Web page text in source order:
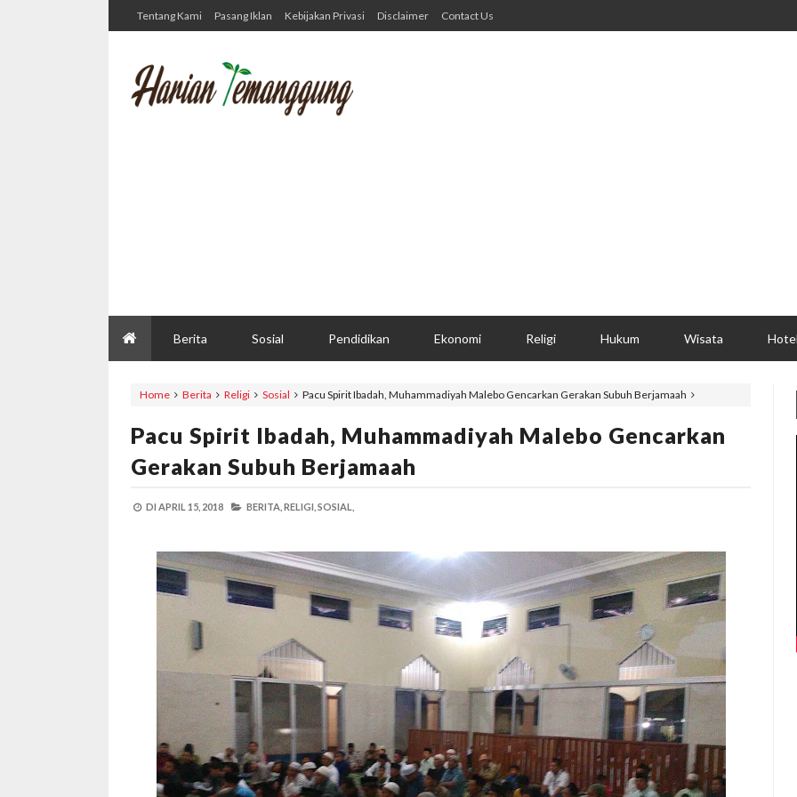
Tentang Kami Pasang Iklan Kebijakan Privasi Disclaimer Contact Us
Berita Sosial Pendidikan Ekonomi Religi Hukum Wisata Hotel
Home Berita Religi Sosial Pacu Spirit Ibadah, Muhammadiyah Malebo Gencarkan Gerakan Subuh Berjamaah
Pacu Spirit Ibadah, Muhammadiyah Malebo Gencarkan
Gerakan Subuh Berjamaah
DI APRIL 15, 2018 BERITA, RELIGI, SOSIAL,